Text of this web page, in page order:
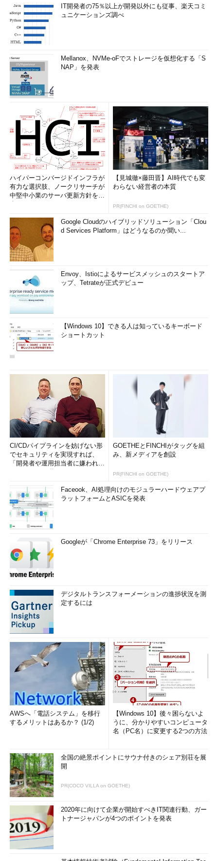
IT開発者の75％以上が開発以外にも従事、楽天コミ
ュニケーションズ調べ
Mellanox、NVMe-oFでストレージを仮想化する「S
NAP」を発表
ハイパーコンバージドインフラが
有力な選択肢、ノークリサーチが
中堅中小業のサーバ更新方針を調
【見城徹×藤田晋】AI時代でも変
わらない経営者の本質
PR(FINCHI on GOETHE)
Google Cloudのハイブリッドソリューション「Clou
d Services Platform」はどうなるのか聞い...
Envoy、Istioによるサービスメッシュのスタートア
ップ、Tetrateが正式デビュー
【Windows 10】できる人は知っているキーボード
ショートカット
CI/CDパイプラインを妨げない形
でセキュリティを実現すれば、
「開発者や運用担当者に嫌われな
GOETHEとFINCHIがタッグを組
み、新メディアを創設
PR(FINCHI on GOETHE)
Faceook、AI処理向けのモジュラーハードウェアプ
ラットフォームとASICを発表
Googleが「Chrome Enterprise 73」をリリース
デジタルトランスフォーメーションの進捗状況を測
定するには
AWSへ「電話システム」を移行
するメリットはあるか？ (1/2)
【Windows 10】後々困らないよ
うに、分かりやすいコンピュータ
名（PC名）に変更する2つの方法
全国の絶景ポイントにサウナ付きのシェア別荘を展
開
PR(COCO VILLA on GOETHE)
2020年に向けて企業が開始すべきIT関連行動、ガー
トナージャパンが4つのポイントを発表